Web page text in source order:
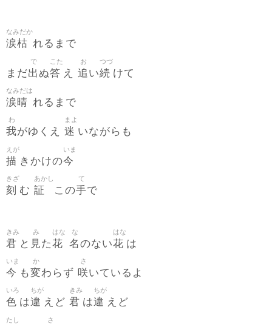
涙枯
なみだか
れるまで
まだ出
で
ぬ答
こた
え 追
お
い続
つづ
けて
涙晴
なみだは
れるまで
我
わ
がゆくえ 迷
まよ
いながらも
描
えが
きかけの今
いま
刻
きざ
む 証
あかし
この手
て
で
君
きみ
と 見
み
た花
はな
名
な
のない花
はな
は
今
いま
も変
か
わらず 咲
さ
いているよ
色
いろ
は違
ちが
えど 君
きみ
は違
ちが
えど
たし さ